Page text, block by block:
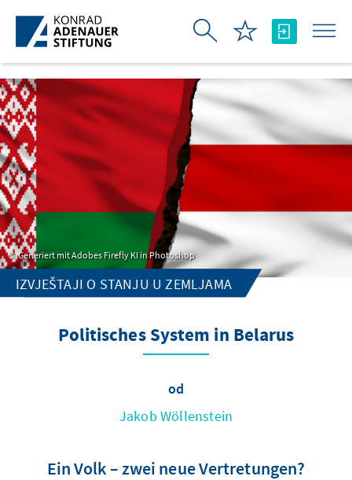
Skip to Main Content
Generiert mit Adobes Firefly KI in Photoshop
IZVJEŠTAJI O STANJU U ZEMLJAMA
Politisches System in Belarus
od
Jakob Wöllenstein
Ein Volk – zwei neue Vertretungen?